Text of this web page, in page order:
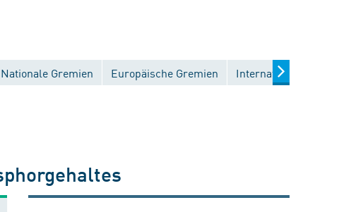
Nationale Gremien Europäische Gremien Internationale Gremien